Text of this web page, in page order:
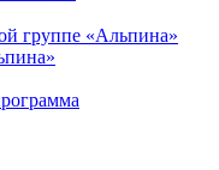
группе «Альпина»